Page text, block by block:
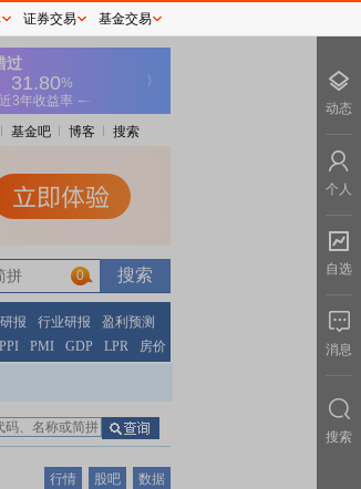
基金吧 博客 搜索
0
报 行业研报
盈利预测
PPI PMI GDP LPR 房价
行情 股吧 数据
证券交易 基金交易
动态
个人
自选
消息
搜索